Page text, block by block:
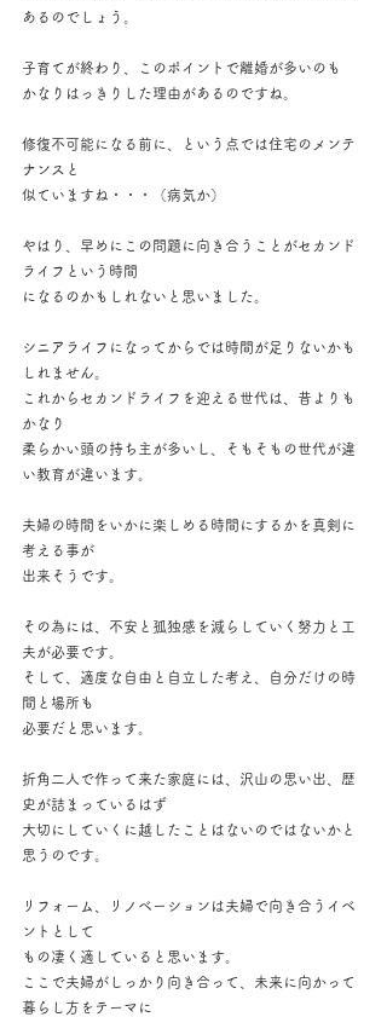
あるのでしょう。
子育てが終わり、このポイントで離婚が多いのも
かなりはっきりした理由があるのですね。
修復不可能になる前に、という点では住宅のメンテ
ナンスと
似ていますね・・・（病気か）
やはり、早めにこの問題に向き合うことがセカンド
ライフという時間
になるのかもしれないと思いました。
シニアライフになってからでは時間が足りないかも
しれません。
これからセカンドライフを迎える世代は、昔よりも
かなり
柔らかい頭の持ち主が多いし、そもそもの世代が違
い教育が違います。
夫婦の時間をいかに楽しめる時間にするかを真剣に
考える事が
出来そうです。
その為には、不安と孤独感を減らしていく努力と工
夫が必要です。
そして、適度な自由と自立した考え、自分だけの時
間と場所も
必要だと思います。
折角二人で作って来た家庭には、沢山の思い出、歴
史が詰まっているはず
大切にしていくに越したことはないのではないかと
思うのです。
リフォーム、リノベーションは夫婦で向き合うイベ
ントとして
もの凄く適していると思います。
ここで夫婦がしっかり向き合って、未来に向かって
暮らし方をテーマに